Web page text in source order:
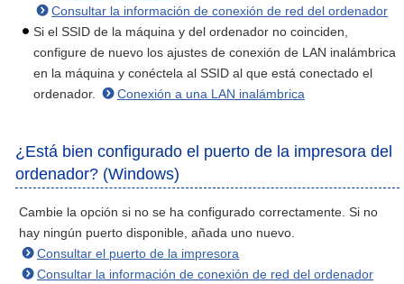
Consultar la información de conexión de red del ordenador
Si el SSID de la máquina y del ordenador no coinciden,
configure de nuevo los ajustes de conexión de LAN inalámbrica
en la máquina y conéctela al SSID al que está conectado el
ordenador.
Conexión a una LAN inalámbrica
¿Está bien configurado el puerto de la impresora del
ordenador? (Windows)
Cambie la opción si no se ha configurado correctamente. Si no
hay ningún puerto disponible, añada uno nuevo.
Consultar el puerto de la impresora
Consultar la información de conexión de red del ordenador